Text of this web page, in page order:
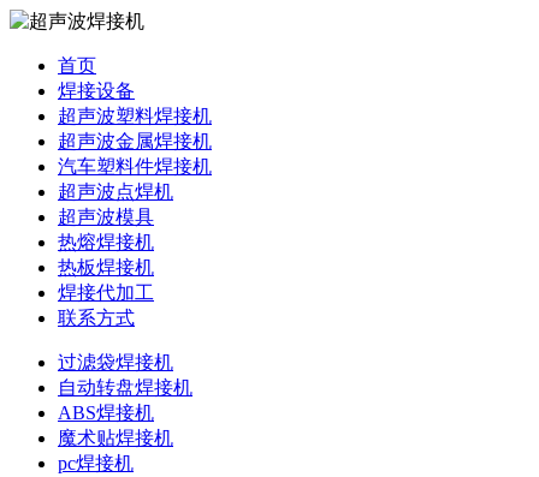
首页
焊接设备
超声波塑料焊接机
超声波金属焊接机
汽车塑料件焊接机
超声波点焊机
超声波模具
热熔焊接机
热板焊接机
焊接代加工
联系方式
过滤袋焊接机
自动转盘焊接机
ABS焊接机
魔术贴焊接机
pc焊接机